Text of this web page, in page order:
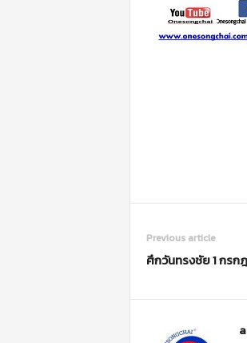
Previous article
ศึกวันทรงชัย 1 กรก